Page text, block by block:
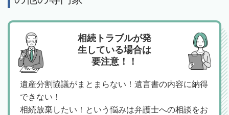
相続トラブルが発
生している場合は
要注意！！
遺産分割協議がまとまらない！遺言書の内容に納得
できない！
相続放棄したい！という悩みは弁護士への相談をお